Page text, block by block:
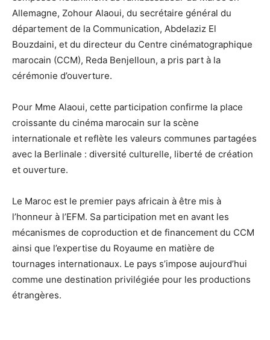
Allemagne, Zohour Alaoui, du secrétaire général du
département de la Communication, Abdelaziz El
Bouzdaini, et du directeur du Centre cinématographique
marocain (CCM), Reda Benjelloun, a pris part à la
cérémonie d’ouverture.
Pour Mme Alaoui, cette participation confirme la place
croissante du cinéma marocain sur la scène
internationale et reflète les valeurs communes partagées
avec la Berlinale : diversité culturelle, liberté de création
et ouverture.
Le Maroc est le premier pays africain à être mis à
l’honneur à l’EFM. Sa participation met en avant les
mécanismes de coproduction et de financement du CCM
ainsi que l’expertise du Royaume en matière de
tournages internationaux. Le pays s’impose aujourd’hui
comme une destination privilégiée pour les productions
étrangères.